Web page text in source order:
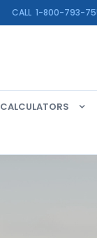
1-800-793-
CALCULATORS